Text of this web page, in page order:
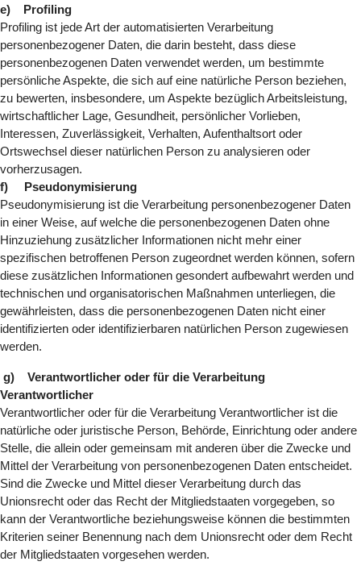
e) Profiling
Profiling ist jede Art der automatisierten Verarbeitung
personenbezogener Daten, die darin besteht, dass diese
personenbezogenen Daten verwendet werden, um bestimmte
persönliche Aspekte, die sich auf eine natürliche Person beziehen,
zu bewerten, insbesondere, um Aspekte bezüglich Arbeitsleistung,
wirtschaftlicher Lage, Gesundheit, persönlicher Vorlieben,
Interessen, Zuverlässigkeit, Verhalten, Aufenthaltsort oder
Ortswechsel dieser natürlichen Person zu analysieren oder
vorherzusagen.
f) Pseudonymisierung
Pseudonymisierung ist die Verarbeitung personenbezogener Daten
in einer Weise, auf welche die personenbezogenen Daten ohne
Hinzuziehung zusätzlicher Informationen nicht mehr einer
spezifischen betroffenen Person zugeordnet werden können, sofern
diese zusätzlichen Informationen gesondert aufbewahrt werden und
technischen und organisatorischen Maßnahmen unterliegen, die
gewährleisten, dass die personenbezogenen Daten nicht einer
identifizierten oder identifizierbaren natürlichen Person zugewiesen
werden.
g) Verantwortlicher oder für die Verarbeitung
Verantwortlicher
Verantwortlicher oder für die Verarbeitung Verantwortlicher ist die
natürliche oder juristische Person, Behörde, Einrichtung oder andere
Stelle, die allein oder gemeinsam mit anderen über die Zwecke und
Mittel der Verarbeitung von personenbezogenen Daten entscheidet.
Sind die Zwecke und Mittel dieser Verarbeitung durch das
Unionsrecht oder das Recht der Mitgliedstaaten vorgegeben, so
kann der Verantwortliche beziehungsweise können die bestimmten
Kriterien seiner Benennung nach dem Unionsrecht oder dem Recht
der Mitgliedstaaten vorgesehen werden.